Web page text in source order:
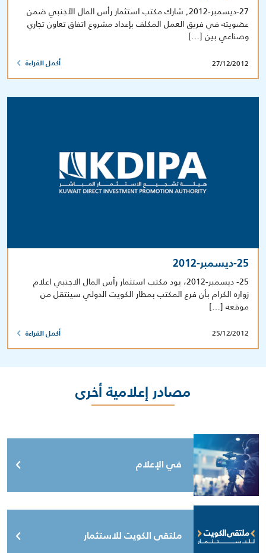
27-ديسمبر-2012, شارك مكتب استثمار رأس المال الأجنبي ضمن
عضويته في فريق العمل المكلف بإعداد مشروع اتفاق تعاون تجاري
وصناعي بين […]
27/12/2012 أكمل القراءة
25-ديسمبر-2012
25- ديسمبر-2012، يود مكتب استثمار رأس المال الاجنبي اعلام
زواره الكرام بأن فرع المكتب بمطار الكويت الدولي سينتقل من
موقعه […]
25/12/2012 أكمل القراءة
مصادر إعلامية أخرى
في الإعلام
ملتقى الكويت للاستثمار